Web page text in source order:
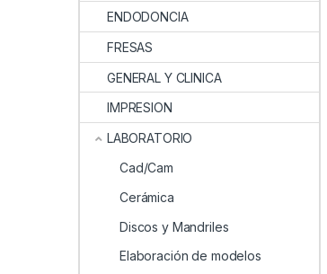
ENDODONCIA
FRESAS
GENERAL Y CLINICA
IMPRESION
LABORATORIO
Cad/Cam
Cerámica
Discos y Mandriles
Elaboración de modelos